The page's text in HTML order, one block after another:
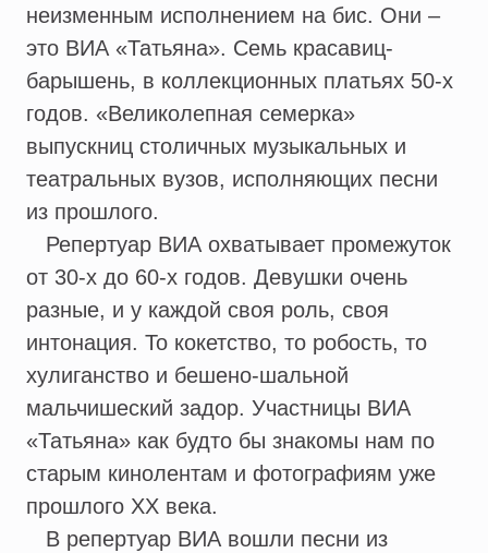
неизменным исполнением на бис. Они –
это ВИА «Татьяна». Семь красавиц-
барышень, в коллекционных платьях 50-х
годов. «Великолепная семерка»
выпускниц столичных музыкальных и
театральных вузов, исполняющих песни
из прошлого.
Репертуар ВИА охватывает промежуток
от 30-х до 60-х годов. Девушки очень
разные, и у каждой своя роль, своя
интонация. То кокетство, то робость, то
хулиганство и бешено-шальной
мальчишеский задор. Участницы ВИА
«Татьяна» как будто бы знакомы нам по
старым кинолентам и фотографиям уже
прошлого ХХ века.
В репертуар ВИА вошли песни из